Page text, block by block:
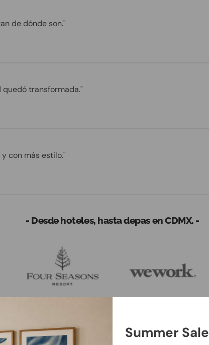
de dónde son."
quedó transformada."
con más estilo."
- Desde hoteles, hasta depas en CDMX. -
Summer Sale